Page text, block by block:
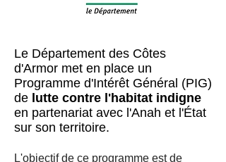
Le Département des Côtes
d'Armor met en place un
Programme d'Intérêt Général (PIG)
de lutte contre l'habitat indigne
en partenariat avec l'Anah et l'État
sur son territoire.
L'objectif de ce programme est de